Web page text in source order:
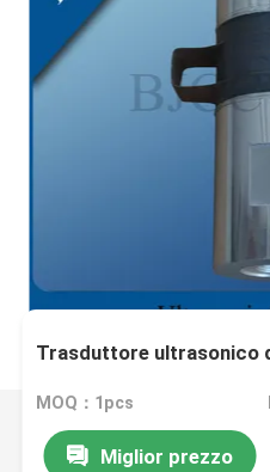
Trasduttore ultrasonico
MOQ：1pcs
Miglior prezzo